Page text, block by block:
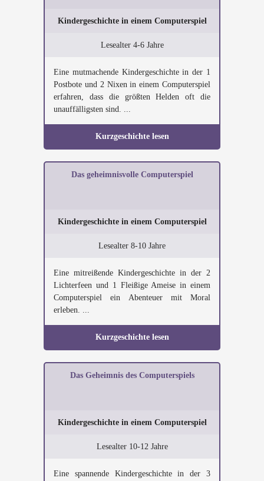
Kindergeschichte in einem Computerspiel
Lesealter 4-6 Jahre
Eine mutmachende Kindergeschichte in der 1
Postbote und 2 Nixen in einem Computerspiel
erfahren, dass die größten Helden oft die
unauffälligsten sind. ...
Kurzgeschichte lesen
Das geheimnisvolle Computerspiel
Kindergeschichte in einem Computerspiel
Lesealter 8-10 Jahre
Eine mitreißende Kindergeschichte in der 2
Lichterfeen und 1 Fleißige Ameise in einem
Computerspiel ein Abenteuer mit Moral
erleben. ...
Kurzgeschichte lesen
Das Geheimnis des Computerspiels
Kindergeschichte in einem Computerspiel
Lesealter 10-12 Jahre
Eine spannende Kindergeschichte in der 3